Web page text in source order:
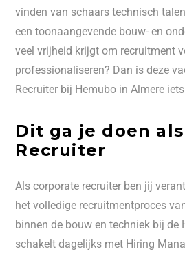
vinden van schaars technisch
een toonaangevende bouw- en
veel vrijheid krijgt om recruitment
professionaliseren? Dan is deze
Recruiter bij Hemubo in Almere
Dit ga je doen
Recruiter
Als corporate recruiter ben jij
het volledige recruitmentproces
binnen de bouw en techniek bij de
schakelt dagelijks met Hiring